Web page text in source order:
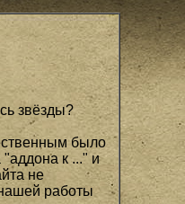
звёзды?
было
к ..." и
не
работы